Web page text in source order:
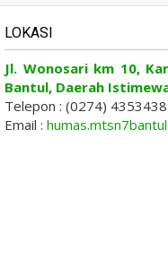
LOKASI
Jl. Wonosari km 10,
Bantul, Daerah
Telepon : (0274) 4353438
Email :